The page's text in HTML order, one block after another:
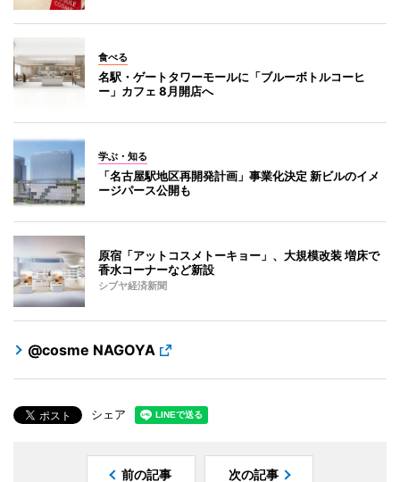
食べる
名駅・ゲートタワーモールに「ブルーボトルコーヒ
ー」カフェ 8月開店へ
学ぶ・知る
「名古屋駅地区再開発計画」事業化決定 新ビルのイメ
ージパース公開も
原宿「アットコスメトーキョー」、大規模改装 増床で
香水コーナーなど新設
シブヤ経済新聞
@cosme NAGOYA
シェア
前の記事 次の記事